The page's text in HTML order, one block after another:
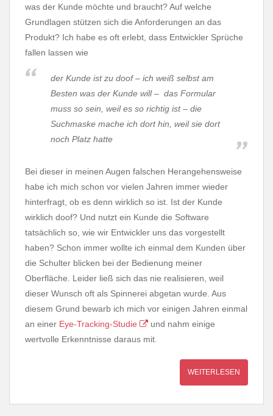
was der Kunde möchte und braucht? Auf welche
Grundlagen stützen sich die Anforderungen an das
Produkt? Ich habe es oft erlebt, dass Entwickler Sprüche
fallen lassen wie
der Kunde ist zu doof – ich weiß selbst am
Besten was der Kunde will – das Formular
muss so sein, weil es so richtig ist – die
Suchmaske mache ich dort hin, weil sie dort
noch Platz hatte
Bei dieser in meinen Augen falschen Herangehensweise
habe ich mich schon vor vielen Jahren immer wieder
hinterfragt, ob es denn wirklich so ist. Ist der Kunde
wirklich doof? Und nutzt ein Kunde die Software
tatsächlich so, wie wir Entwickler uns das vorgestellt
haben? Schon immer wollte ich einmal dem Kunden über
die Schulter blicken bei der Bedienung meiner
Oberfläche. Leider ließ sich das nie realisieren, weil
dieser Wunsch oft als Spinnerei abgetan wurde. Aus
diesem Grund bewarb ich mich vor einigen Jahren einmal
an einer Eye-Tracking-Studie
und nahm einige
wertvolle Erkenntnisse daraus mit.
WEITERLESEN